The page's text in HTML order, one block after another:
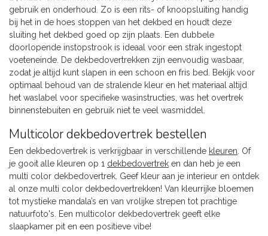
gebruik en onderhoud. Zo is een rits- of knoopsluiting handig
bij het in de hoes stoppen van het dekbed en houdt deze
sluiting het dekbed goed op zijn plaats. Een dubbele
doorlopende instopstrook is ideaal voor een strak ingestopt
voeteneinde. De dekbedovertrekken zijn eenvoudig wasbaar,
zodat je altijd kunt slapen in een schoon en fris bed. Bekijk voor
optimaal behoud van de stralende kleur en het materiaal altijd
het waslabel voor specifieke wasinstructies, was het overtrek
binnenstebuiten en gebruik niet te veel wasmiddel.
Multicolor dekbedovertrek bestellen
Een dekbedovertrek is verkrijgbaar in verschillende kleuren . Of
je gooit alle kleuren op 1 dekbedovertrek en dan heb je een
multi color dekbedovertrek. Geef kleur aan je interieur en ontdek
al onze multi color dekbedovertrekken! Van kleurrijke bloemen
tot mystieke mandala’s en van vrolijke strepen tot prachtige
natuurfoto's. Een multicolor dekbedovertrek geeft elke
slaapkamer pit en een positieve vibe!